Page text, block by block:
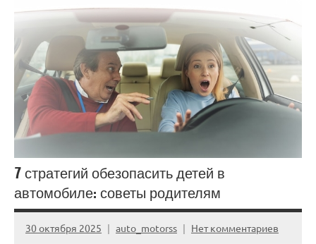
7 стратегий обезопасить детей в
автомобиле: советы родителям
30 октября 2025 auto_motorss Нет комментариев